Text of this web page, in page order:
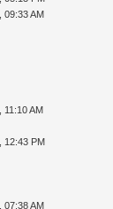
09:33 AM
11:10 AM
12:43 PM
07:38 AM